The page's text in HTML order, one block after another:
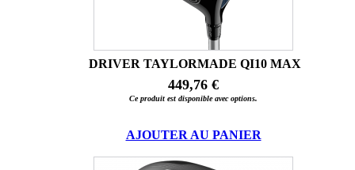
DRIVER TAYLORMADE QI10 MAX
449,76 €
Ce produit est disponible avec options.
AJOUTER AU PANIER